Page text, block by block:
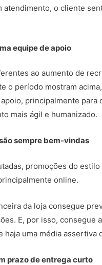
atendimento, o cliente
equipe de apoio
ao aumento de
o período mostram
principalmente
mais ágil e humanizado.
sempre bem-vindas
promoções do estilo
online.
da loja consegue
E, por isso, consegue
haja uma média assertiva
prazo de entrega curto